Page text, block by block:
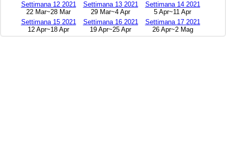
Settimana 12 2021
22 Mar~28 Mar
Settimana 13 2021
29 Mar~4 Apr
Settimana 14 2021
5 Apr~11 Apr
Settimana 15 2021
12 Apr~18 Apr
Settimana 16 2021
19 Apr~25 Apr
Settimana 17 2021
26 Apr~2 Mag